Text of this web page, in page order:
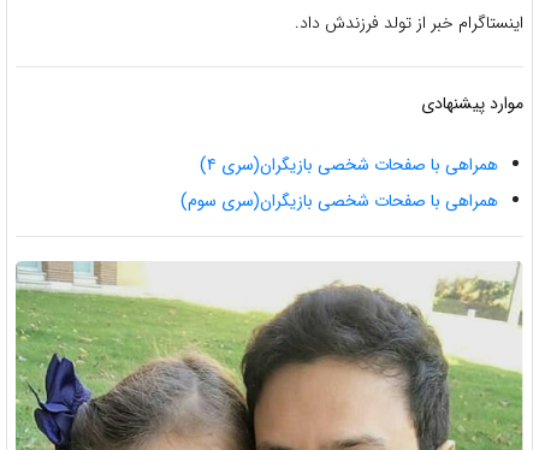
اینستاگرام خبر از تولد فرزندش داد.
موارد پیشنهادی
همراهی با صفحات شخصی بازیگران(سری ۴)
همراهی با صفحات شخصی بازیگران(سری سوم)